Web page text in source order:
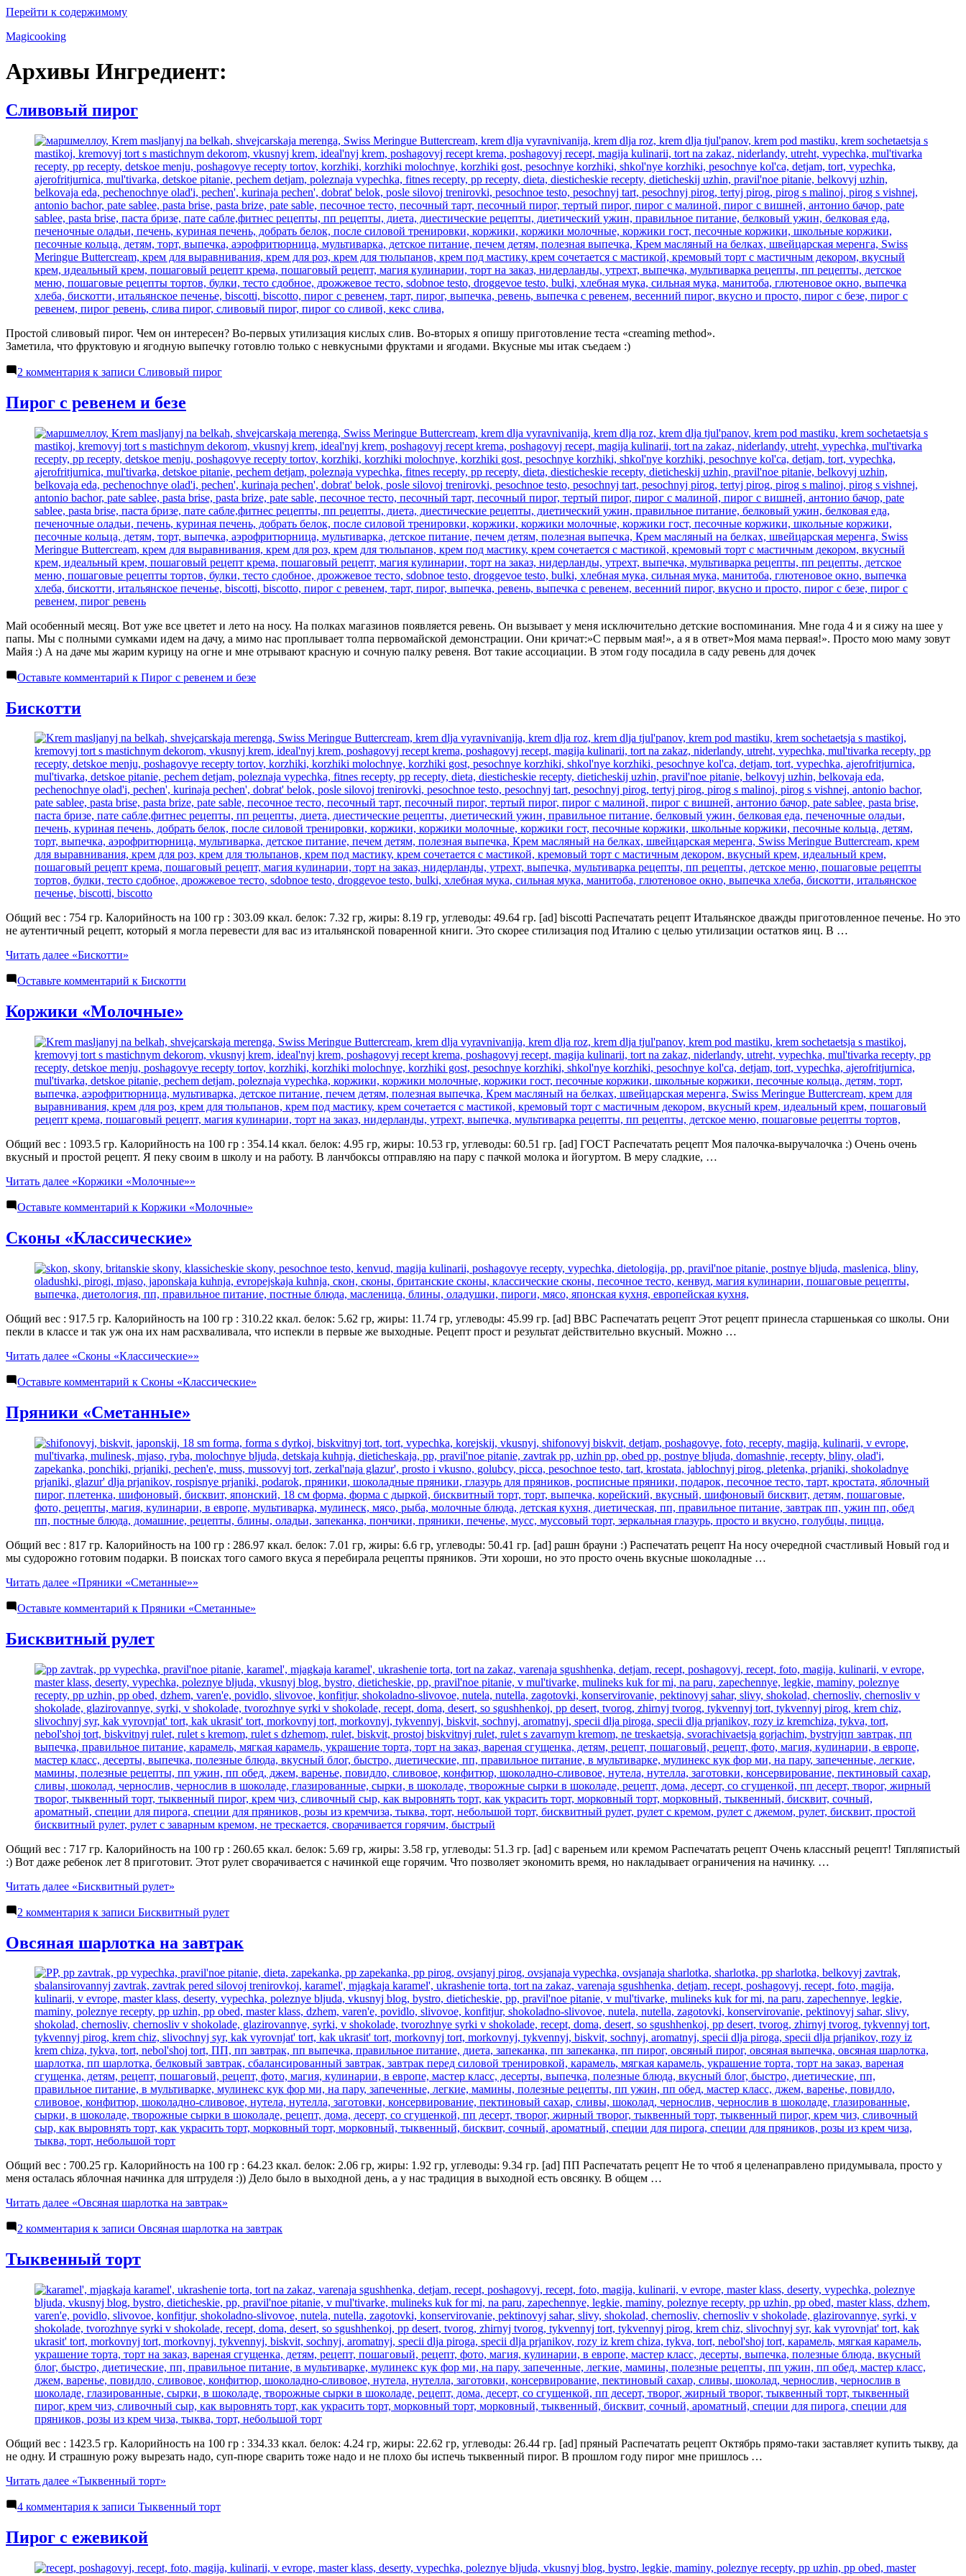
Перейти к содержимому
Magicooking
Архивы Ингредиент:
Сливовый пирог
Простой сливовый пирог. Чем он интересен? Во-первых утилизация кислых слив. Во-вторых я опишу приготовление теста «creaming method».
Заметила, что фруктовую и ягодную выпечку готовлю только с невкусными фруктами и ягодами. Вкусные мы итак съедаем :)
2 комментария к записи Сливовый пирог
Пирог с ревенем и безе
Май особенный месяц. Вот уже все цветет и лето на носу. На полках магазинов появляется ревень. Он вызывает у меня исключительно детские воспоминания. Мне года 4 и я сижу на шее у
папы. Мы с полными сумками идем на дачу, а мимо нас проплывает толпа первомайской демонстрации. Они кричат:»С первым мая!», а я в ответ»Моя мама первая!». Просто мою маму зовут
Майя :) А на даче мы жарим курицу на огне и мне отрывают красную и сочную палку ревеня. Вот такие ассоциации. В этом году посадила в саду ревень для дочек
Оставьте комментарий к Пирог с ревенем и безе
Бискотти
Общий вес : 754 гр. Калорийность на 100 гр : 303.09 ккал. белок: 7.32 гр, жиры: 8.19 гр, углеводы: 49.64 гр. [ad] biscotti Распечатать рецепт Итальянское дважды приготовленное печенье. Но это
не аутентичный рецепт, который я могла перевести для вас из итальянской поваренной книги. Это скорее стилизация под Италию с целью утилизации остатков яиц. В …
Читать далее «Бискотти»
Оставьте комментарий к Бискотти
Коржики «Молочные»
Общий вес : 1093.5 гр. Калорийность на 100 гр : 354.14 ккал. белок: 4.95 гр, жиры: 10.53 гр, углеводы: 60.51 гр. [ad] ГОСТ Распечатать рецепт Моя палочка-выручалочка :) Очень очень
вкусный и простой рецепт. Я пеку своим в школу и на работу. В ланчбоксы отправляю на пару с пачкой молока и йогуртом. В меру сладкие, …
Читать далее «Коржики «Молочные»»
Оставьте комментарий к Коржики «Молочные»
Сконы «Классические»
Общий вес : 917.5 гр. Калорийность на 100 гр : 310.22 ккал. белок: 5.62 гр, жиры: 11.74 гр, углеводы: 45.99 гр. [ad] BBC Распечатать рецепт Этот рецепт принесла старшенькая со школы. Они
пекли в классе и так уж она их нам расхваливала, что испекли в первые же выходные. Рецепт прост и результат действительно вкусный. Можно …
Читать далее «Сконы «Классические»»
Оставьте комментарий к Сконы «Классические»
Пряники «Сметанные»
Общий вес : 817 гр. Калорийность на 100 гр : 286.97 ккал. белок: 7.01 гр, жиры: 6.6 гр, углеводы: 50.41 гр. [ad] рашн брауни :) Распечатать рецепт На носу очередной счастливый Новый год и
мы судорожно готовим подарки. В поисках того самого вкуса я перебирала рецепты пряников. Эти хороши, но это просто очень вкусные шоколадные …
Читать далее «Пряники «Сметанные»»
Оставьте комментарий к Пряники «Сметанные»
Бисквитный рулет
Общий вес : 717 гр. Калорийность на 100 гр : 260.65 ккал. белок: 5.69 гр, жиры: 3.58 гр, углеводы: 51.3 гр. [ad] с вареньем или кремом Распечатать рецепт Очень классный рецепт! Тяпляпистый
:) Вот даже ребенок лет 8 приготовит. Этот рулет сворачивается с начинкой еще горячим. Что позволяет экономить время, но накладывает ограничения на начинку. …
Читать далее «Бисквитный рулет»
2 комментария к записи Бисквитный рулет
Овсяная шарлотка на завтрак
Общий вес : 700.25 гр. Калорийность на 100 гр : 64.23 ккал. белок: 2.06 гр, жиры: 1.92 гр, углеводы: 9.34 гр. [ad] ПП Распечатать рецепт Не то чтоб я целенаправлено придумывала, просто у
меня осталась яблочная начинка для штруделя :)) Дело было в выходной день, а у нас традиция в выходной есть овсянку. В общем …
Читать далее «Овсяная шарлотка на завтрак»
2 комментария к записи Овсяная шарлотка на завтрак
Тыквенный торт
Общий вес : 1423.5 гр. Калорийность на 100 гр : 334.33 ккал. белок: 4.24 гр, жиры: 22.62 гр, углеводы: 26.44 гр. [ad] пряный Распечатать рецепт Октябрь прямо-таки заставляет купить тыкву, да
не одну. И страшную рожу вырезать надо, суп-пюре сварить тоже надо и не плохо бы испечь тыквенный пирог. В прошлом году пирог мне пришлось …
Читать далее «Тыквенный торт»
4 комментария к записи Тыквенный торт
Пирог с ежевикой